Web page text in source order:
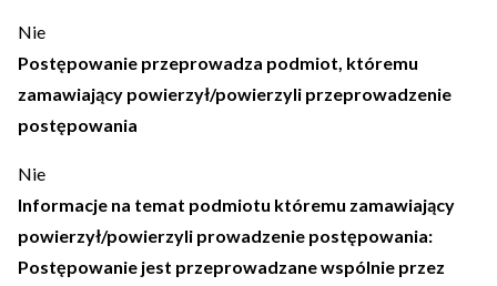
Nie
Postępowanie przeprowadza podmiot, któremu
zamawiający powierzył/powierzyli przeprowadzenie
postępowania
Nie
Informacje na temat podmiotu któremu zamawiający
powierzył/powierzyli prowadzenie postępowania:
Postępowanie jest przeprowadzane wspólnie przez